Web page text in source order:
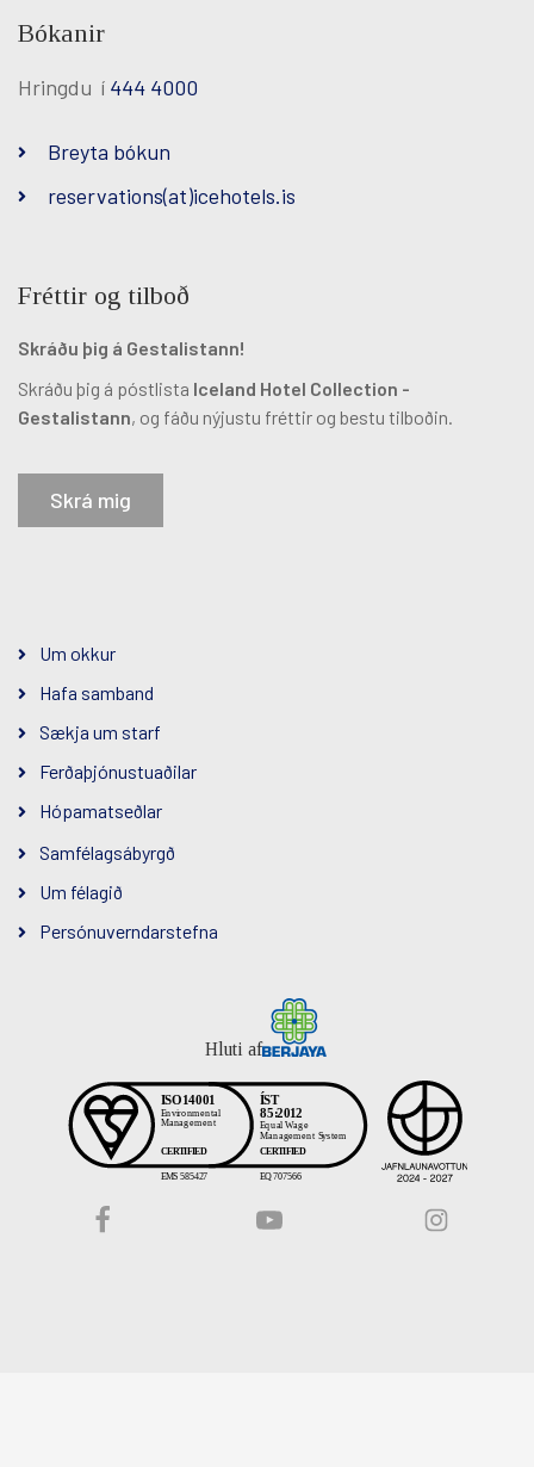
Bókanir
Hringdu í 444 4000
Breyta bókun
reservations(at)icehotels.is
Fréttir og tilboð
Skráðu þig á Gestalistann!
Skráðu þig á póstlista Iceland Hotel Collection -
Gestalistann, og fáðu nýjustu fréttir og bestu tilboðin.
Skrá mig
Um okkur
Hafa samband
Sækja um starf
Ferðaþjónustuaðilar
Hópamatseðlar
Samfélagsábyrgð
Um félagið
Persónuverndarstefna
Hluti af
Facebook
YouTube
Instagram